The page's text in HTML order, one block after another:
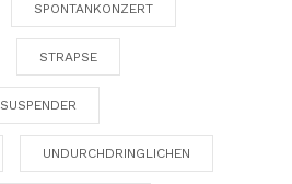
SPONTANKONZERT
STRAPSE
SUSPENDER
UNDURCHDRINGLICHEN